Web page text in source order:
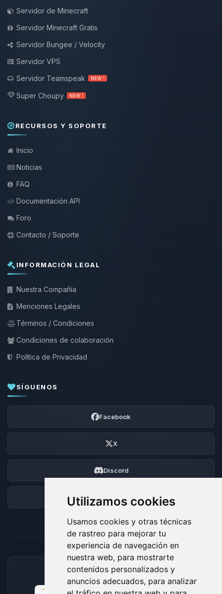
Utilizamos cookies
Usamos cookies y otras técnicas
de rastreo para mejorar tu
experiencia de navegación en
nuestra web, para mostrarte
contenidos personalizados y
anuncios adecuados, para analizar
Servidor de Minecraft
Servidor Minecraft Gratis
Servidor Bungee / Velocity
Servidor VPS
Servidor Teamspeak
NEW !
Super Choupy NEW !
RECURSOS Y SOPORTE
Inicio
Noticias
FAQ
Documentación API
Foro
Contacto / Soporte
INFORMACIÓN LEGAL
Nuestra Compañía
Menciones Legales
Términos / Condiciones
Condiciones de colaboración
Política de Privacidad
SÍGUENOS
Facebook
X
Discord
Foro
MÉTODOS DE PAGO ACEPTADOS